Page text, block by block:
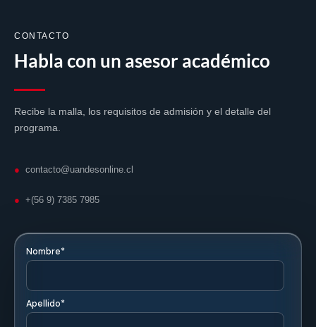
Universidad de los Andes.
Compatible con tu vida laboral
🕐
CONTACTO
Habla con un asesor académico
Recibe la malla, los requisitos de admisión y el detalle del
programa.
● contacto@uandesonline.cl
● +(56 9) 7385 7985